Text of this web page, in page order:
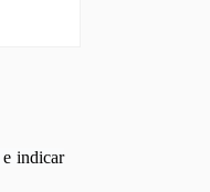
e indicar